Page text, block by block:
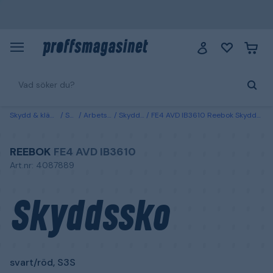
Skydd & kläder Skor Arbetsskor Skyddsskor FE4 AVD IB3610 Reebok Skyddssko svart/röd, S3S 38
REEBOK FE4 AVD IB3610
Art.nr: 4087889
Skyddssko
svart/röd, S3S